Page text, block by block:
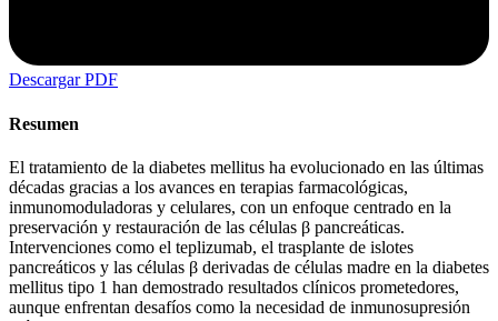
Descargar PDF
Resumen
El tratamiento de la diabetes mellitus ha evolucionado en las últimas
décadas gracias a los avances en terapias farmacológicas,
inmunomoduladoras y celulares, con un enfoque centrado en la
preservación y restauración de las células β pancreáticas.
Intervenciones como el teplizumab, el trasplante de islotes
pancreáticos y las células β derivadas de células madre en la diabetes
mellitus tipo 1 han demostrado resultados clínicos prometedores,
aunque enfrentan desafíos como la necesidad de inmunosupresión